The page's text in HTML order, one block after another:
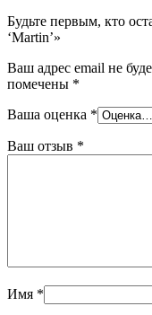
Будьте первым, кто
‘Martin’»
Ваш адрес email не
помечены *
Ваша оценка *
Ваш отзыв *
Имя *